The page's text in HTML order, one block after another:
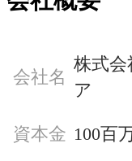
会社名
株式
ア
資本金 100百